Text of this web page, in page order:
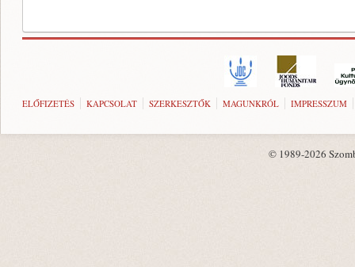
ELŐFIZETÉS KAPCSOLAT SZERKESZTŐK MAGUNKRÓL IMPRESSZUM
© 1989-2026